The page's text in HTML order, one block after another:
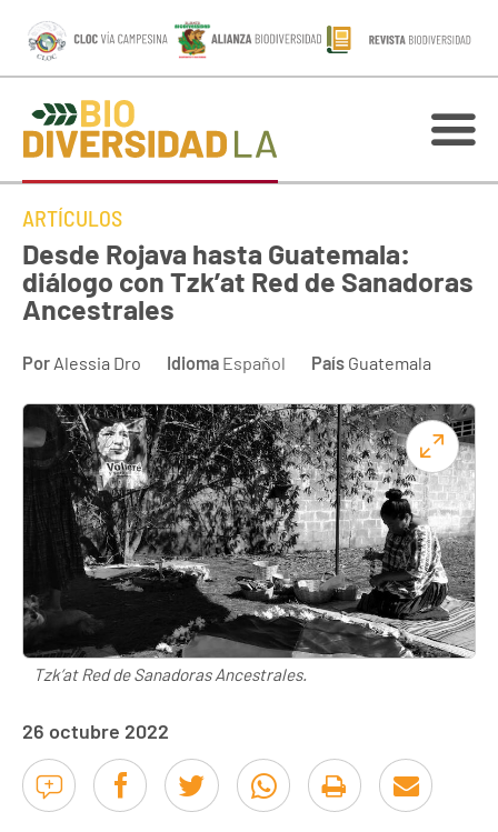
ARTÍCULOS
Desde Rojava hasta Guatemala:
diálogo con Tzk’at Red de Sanadoras
Ancestrales
Por Alessia Dro Idioma Español País Guatemala
Tzk’at Red de Sanadoras Ancestrales.
26 octubre 2022